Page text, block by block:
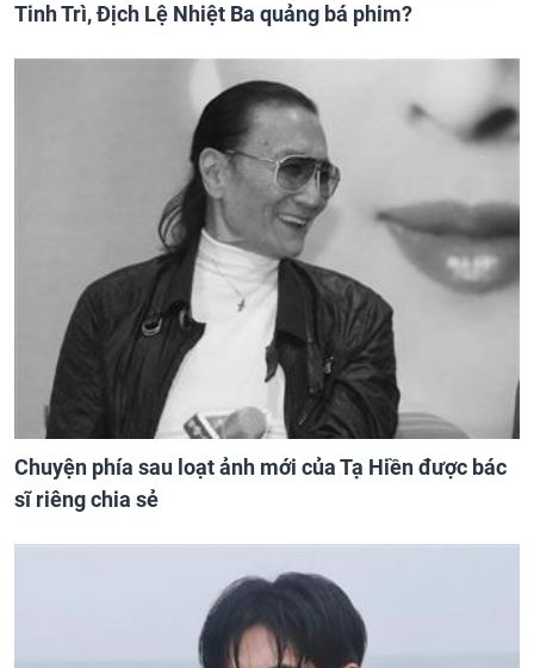
Tinh Trì, Địch Lệ Nhiệt Ba quảng bá phim?
Chuyện phía sau loạt ảnh mới của Tạ Hiền được bác
sĩ riêng chia sẻ